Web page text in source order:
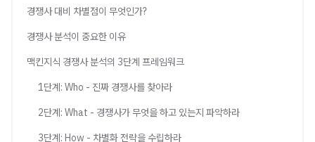
경쟁사 대비 차별점이 무엇인가?
경쟁사 분석이 중요한 이유
맥킨지식 경쟁사 분석의 3단계 프레임워크
1단계: Who - 진짜 경쟁사를 찾아라
2단계: What - 경쟁사가 무엇을 하고 있는지 파악하라
3단계: How - 차별화 전략을 수립하라